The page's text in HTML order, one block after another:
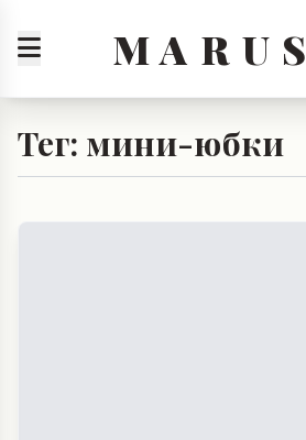
M A R U
Тег: мини-юбки